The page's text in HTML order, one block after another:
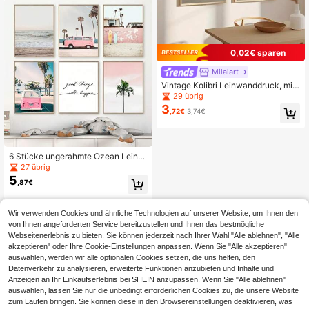
es Tier-Cartoon-Wandkunst-Poste
r, gruselige Bauernhaus-Herbstdek
oration, ohne Rahmen
6 Stücke ungerahmte Ozean Leinw
and Wandkunst Poster, Rosa Bus M
alerei Drucke, lebendige Sommer N
ordische Heimdekoration, ungerah
trand Abschluss Küstendekoration
27 übrig
5 ,87€
0,02€ sparen
Milaiart
Vintage Kolibri Leinwanddruck, mini
malistischer Stil, perfektes Poster u
nd Wandkunst zur Dekoration von L
andhäusern, auch geeignet für mod
29 übrig
3 ,72€ 3,74€
Wir verwenden Cookies und ähnliche Technologien auf unserer Website, um Ihnen den
von Ihnen angeforderten Service bereitzustellen und Ihnen das bestmögliche
Webseitenerlebnis zu bieten. Sie können jederzeit nach Ihrer Wahl "Alle ablehnen", "Alle
akzeptieren" oder Ihre Cookie-Einstellungen anpassen. Wenn Sie "Alle akzeptieren"
auswählen, werden wir alle optionalen Cookies setzen, die uns helfen, den
Datenverkehr zu analysieren, erweiterte Funktionen anzubieten und Inhalte und
Anzeigen an Ihr Einkaufserlebnis bei SHEIN anzupassen. Wenn Sie "Alle ablehnen"
auswählen, lassen Sie nur die unbedingt erforderlichen Cookies zu, die unsere Website
zum Laufen bringen. Sie können diese in den Browsereinstellungen deaktivieren, was